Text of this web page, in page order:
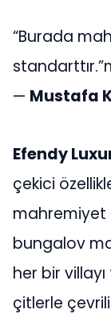
“Burada
— Mustafa
Efendy
çekici
mahremiyet
bungalov
her bir
çitlerle